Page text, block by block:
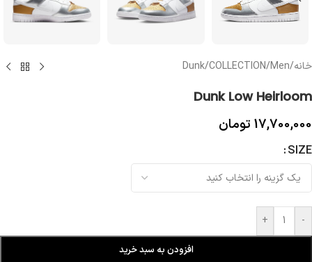
خانه/
Men
/
COLLECTION
/
Dunk
Dunk Low Heirloom
17,700,000 تومان
SIZE
-
+
افزودن به سبد خرید